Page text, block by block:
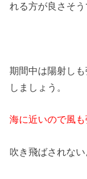
れる方が良さそう
期間中は陽射し
しましょう。
海に近いので風も
吹き飛ばされな